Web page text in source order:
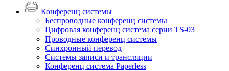
Конференц системы
Беспроводные конференц системы
Цифровая конференц система серии TS-03
Проводные конференц системы
Синхронный перевод
Системы записи и трансляции
Конференц система Paperless